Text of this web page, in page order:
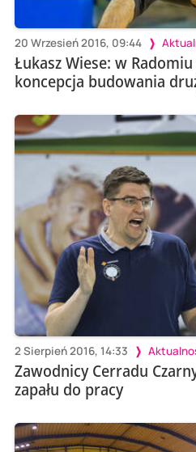
20 Wrzesień 2016, 09:44
Łukasz Wiese: w
koncepcja budowania
2 Sierpień 2016, 14:33
Zawodnicy Cerradu
zapału do pracy